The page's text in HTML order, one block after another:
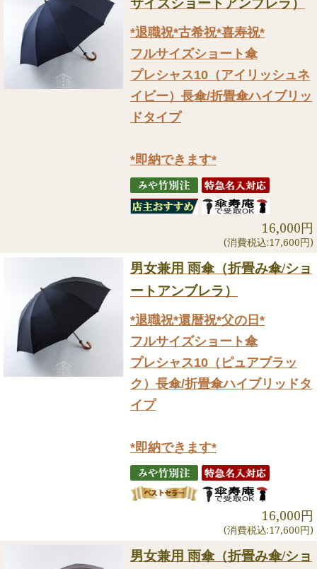
サイズショートアンブレラ）
*退職祝*古希祝*喜寿祝*
フルサイズショート傘
プレシャス10（アイリッシュネ
イビー）長傘/折畳傘ハイブリッ
ドタイプ
*即納できます*
16,000円
(消費税込:17,600円)
男女兼用 雨傘（折畳み傘/ショ
ートアンブレラ）
*退職祝*還暦祝*父の日*
フルサイズショート傘
プレシャス10（ピュアブラッ
ク）長傘/折畳傘ハイブリッドタ
イプ
*即納できます*
16,000円
(消費税込:17,600円)
男女兼用 雨傘（折畳み傘/ショ